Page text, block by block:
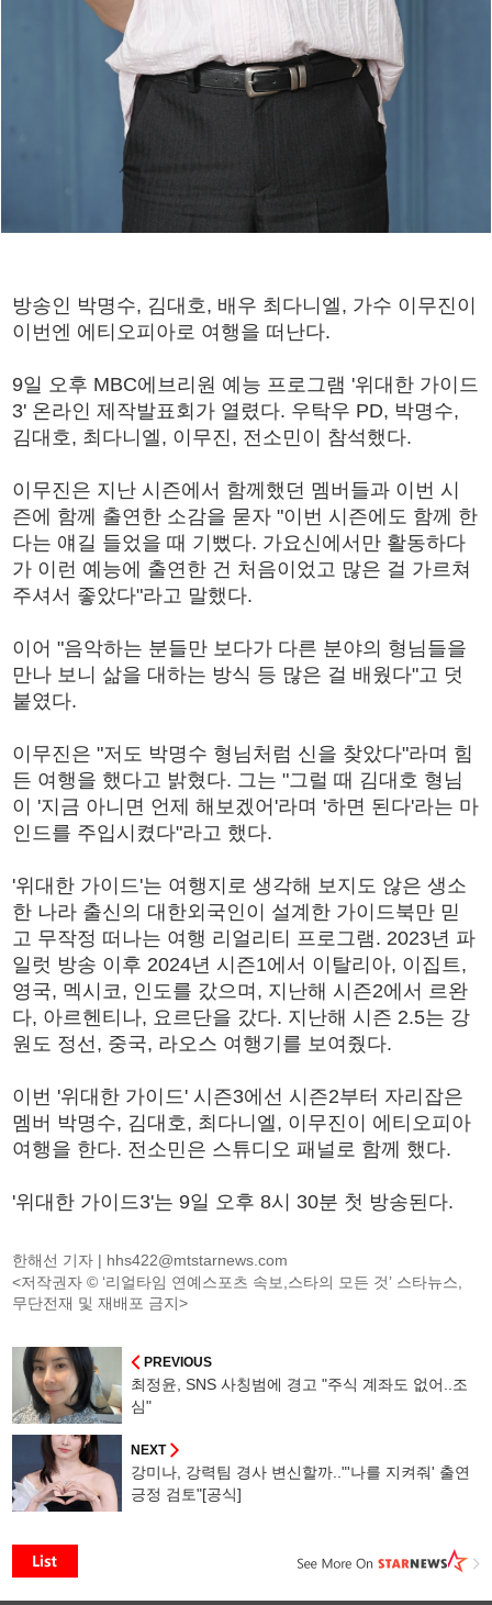
방송인 박명수, 김대호, 배우 최다니엘, 가수 이무진이
이번엔 에티오피아로 여행을 떠난다.
9일 오후 MBC에브리원 예능 프로그램 '위대한 가이드
3' 온라인 제작발표회가 열렸다. 우탁우 PD, 박명수,
김대호, 최다니엘, 이무진, 전소민이 참석했다.
이무진은 지난 시즌에서 함께했던 멤버들과 이번 시
즌에 함께 출연한 소감을 묻자 "이번 시즌에도 함께 한
다는 얘길 들었을 때 기뻤다. 가요신에서만 활동하다
가 이런 예능에 출연한 건 처음이었고 많은 걸 가르쳐
주셔서 좋았다"라고 말했다.
이어 "음악하는 분들만 보다가 다른 분야의 형님들을
만나 보니 삶을 대하는 방식 등 많은 걸 배웠다"고 덧
붙였다.
이무진은 "저도 박명수 형님처럼 신을 찾았다"라며 힘
든 여행을 했다고 밝혔다. 그는 "그럴 때 김대호 형님
이 '지금 아니면 언제 해보겠어'라며 '하면 된다'라는 마
인드를 주입시켰다"라고 했다.
'위대한 가이드'는 여행지로 생각해 보지도 않은 생소
한 나라 출신의 대한외국인이 설계한 가이드북만 믿
고 무작정 떠나는 여행 리얼리티 프로그램. 2023년 파
일럿 방송 이후 2024년 시즌1에서 이탈리아, 이집트,
영국, 멕시코, 인도를 갔으며, 지난해 시즌2에서 르완
다, 아르헨티나, 요르단을 갔다. 지난해 시즌 2.5는 강
원도 정선, 중국, 라오스 여행기를 보여줬다.
이번 '위대한 가이드' 시즌3에선 시즌2부터 자리잡은
멤버 박명수, 김대호, 최다니엘, 이무진이 에티오피아
여행을 한다. 전소민은 스튜디오 패널로 함께 했다.
'위대한 가이드3'는 9일 오후 8시 30분 첫 방송된다.
한해선 기자 | hhs422@mtstarnews.com
<저작권자 © ‘리얼타임 연예스포츠 속보,스타의 모든 것’ 스타뉴스,
무단전재 및 재배포 금지>
PREVIOUS
최정윤, SNS 사칭범에 경고 "주식 계좌도 없어..조
심"
NEXT
강미나, 강력팀 경사 변신할까.."'나를 지켜줘' 출연
긍정 검토"[공식]